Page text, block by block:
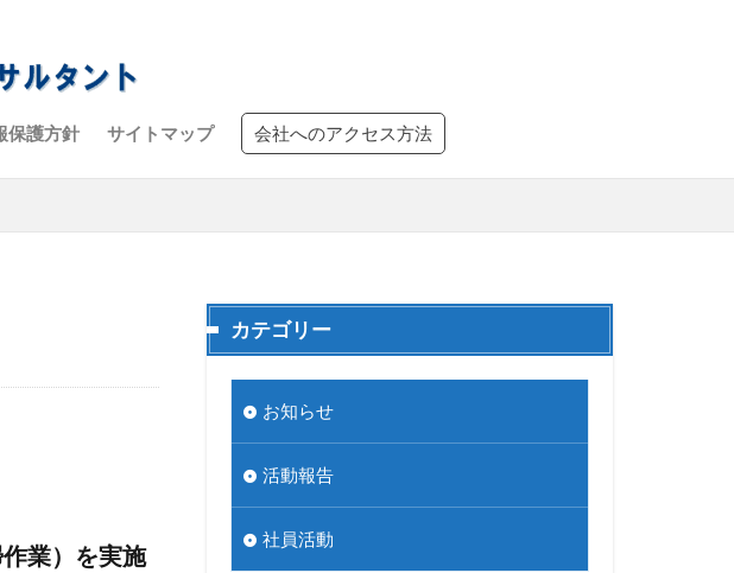
保護方針 サイトマップ 会社へのアクセス方法
業）を実施
カテゴリー
お知らせ
活動報告
社員活動